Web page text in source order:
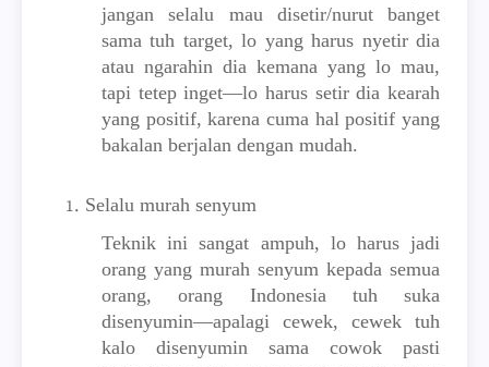
jangan selalu mau disetir/nurut banget
sama tuh target, lo yang harus nyetir dia
atau ngarahin dia kemana yang lo mau,
tapi tetep inget—lo harus setir dia kearah
yang positif, karena cuma hal positif yang
bakalan berjalan dengan mudah.
Selalu murah senyum
Teknik ini sangat ampuh, lo harus jadi
orang yang murah senyum kepada semua
orang, orang Indonesia tuh suka
disenyumin—apalagi cewek, cewek tuh
kalo disenyumin sama cowok pasti